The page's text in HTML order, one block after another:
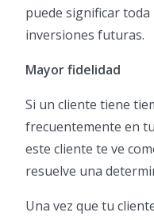
puede significar
inversiones futuras.
Mayor fidelidad
Si un cliente tiene
frecuentemente en
este cliente te ve
resuelve una
Una vez que tu